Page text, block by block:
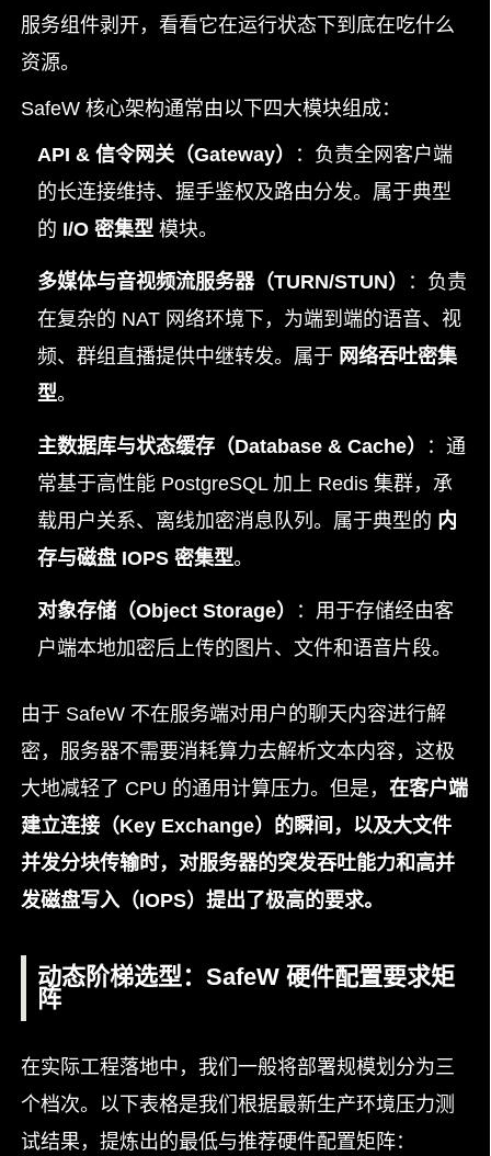
服务组件剥开，看看它在运行状态下到底在吃什么
资源。
SafeW 核心架构通常由以下四大模块组成：
API & 信令网关（Gateway）
：负责全网客户端
的长连接维持、握手鉴权及路由分发。属于典型
的 I/O 密集型模块。
多媒体与音视频流服务器（TURN/STUN）
：负责
在复杂的 NAT 网络环境下，为端到端的语音、视
频、群组直播提供中继转发。属于 网络吞吐密集
型。
主数据库与状态缓存（Database & Cache）
：通
常基于高性能 PostgreSQL 加上 Redis 集群，承
载用户关系、离线加密消息队列。属于典型的 内
存与磁盘 IOPS 密集型。
对象存储（Object Storage）
：用于存储经由客
户端本地加密后上传的图片、文件和语音片段。
由于 SafeW 不在服务端对用户的聊天内容进行解
密，服务器不需要消耗算力去解析文本内容，这极
大地减轻了 CPU 的通用计算压力。但是， 在客户端
建立连接（Key Exchange）的瞬间，以及大文件
并发分块传输时，对服务器的突发吞吐能力和高并
发磁盘写入（IOPS）提出了极高的要求。
动态阶梯选型：SafeW 硬件配置要求矩
阵
在实际工程落地中，我们一般将部署规模划分为三
个档次。以下表格是我们根据最新生产环境压力测
试结果，提炼出的最低与推荐硬件配置矩阵：